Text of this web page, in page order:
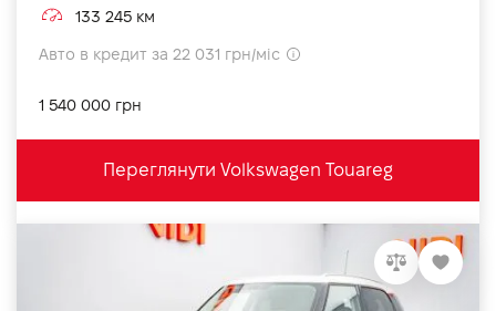
133 245 км
Авто в кредит за 22 031 грн/міс
1 540 000 грн
Переглянути Volkswagen Touareg